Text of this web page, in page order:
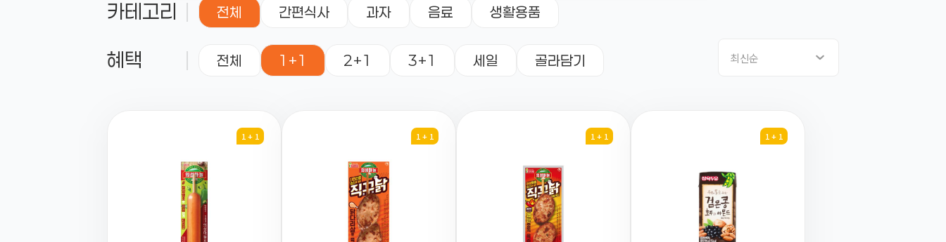
카테고리 전체 간편식사 과자 음료 생활용품
혜택 전체 1+1 2+1 3+1 세일 골라담기 최신순
1 + 1 1 + 1 1 + 1 1 + 1